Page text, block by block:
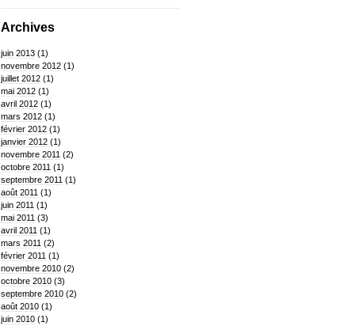
Archives
juin 2013(1)
novembre 2012(1)
juillet 2012(1)
mai 2012(1)
avril 2012(1)
mars 2012(1)
février 2012(1)
janvier 2012(1)
novembre 2011 (2)
octobre 2011 (1)
septembre 2011 (1)
août 2011 (1)
juin 2011 (1)
mai 2011 (3)
avril 2011 (1)
mars 2011 (2)
février 2011 (1)
novembre 2010(2)
octobre 2010(3)
septembre 2010(2)
août 2010(1)
juin 2010(1)